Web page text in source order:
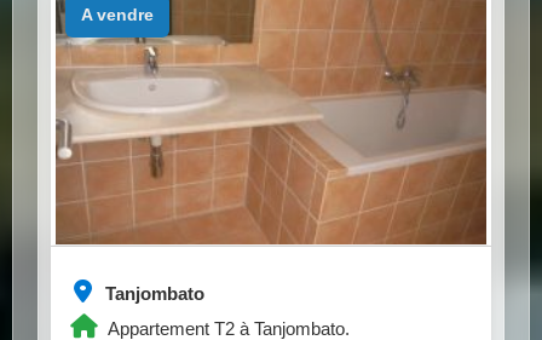
Tanjombato
Appartement T2 à Tanjombato.
a vendre